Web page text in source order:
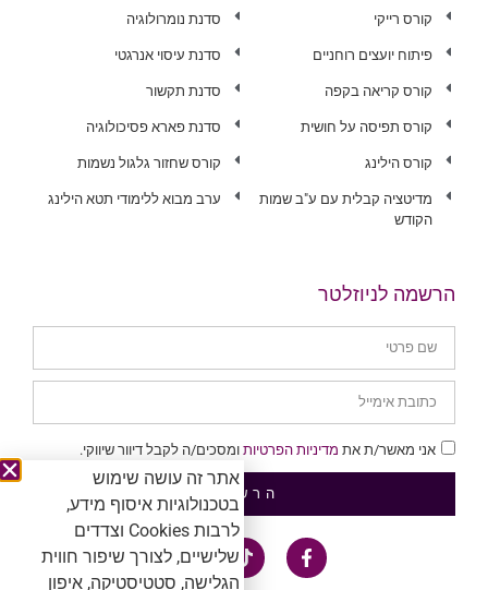
קורס רייקי
פיתוח יועצים רוחניים
קורס קריאה בקפה
קורס תפיסה על חושית
קורס הילינג
מדיטציה קבלית עם ע"ב שמות
הקודש
סדנת נומרולוגיה
סדנת עיסוי אנרגטי
סדנת תקשור
סדנת פארא פסיכולוגיה
קורס שחזור גלגול נשמות
ערב מבוא ללימודי תטא הילינג
הרשמה לניוזלטר
אני מאשר/ת את מדיניות הפרטיות ומסכים/ה לקבל דיוור שיווקי.
הרשמה
אתר זה עושה שימוש
בטכנולוגיות איסוף מידע,
לרבות Cookies וצדדים
שלישיים, לצורך שיפור חווית
הגלישה, סטטיסטיקה, איפון